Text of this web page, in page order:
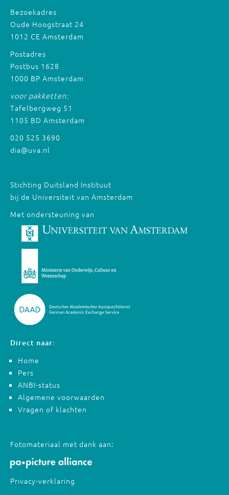
Bezoekadres
Oude Hoogstraat 24
1012 CE Amsterdam
Postadres
Postbus 1628
1000 BP Amsterdam
voor pakketten:
Tafelbergweg 51
1105 BD Amsterdam
020 525 3690
dia@uva.nl
Stichting Duitsland Instituut
bij de Universiteit van Amsterdam
Met ondersteuning van
Direct naar:
Home
Pers
ANBI-status
Algemene voorwaarden
Vragen of klachten
Fotomateriaal met dank aan:
Privacy-verklaring